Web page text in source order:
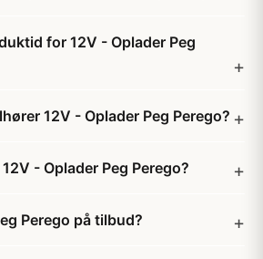
for 12V - Oplader Peg
12V - Oplader Peg Perego?
- Oplader Peg Perego?
Perego på tilbud?